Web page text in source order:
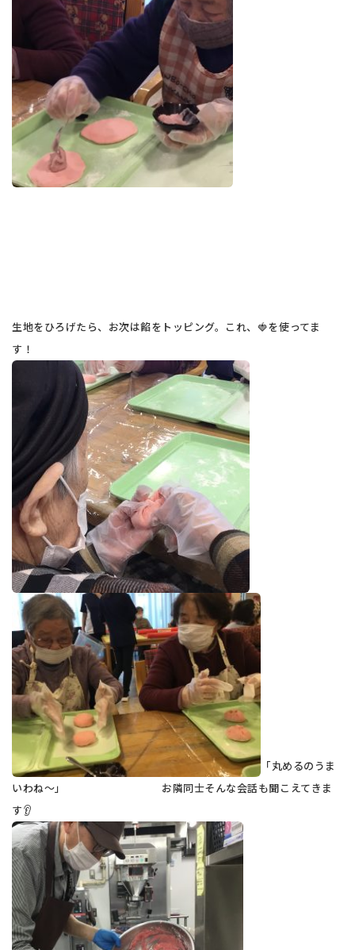
生地をひろげたら、お次は餡をトッピング。これ、🍓を使ってま
す！
「丸めるのうま
いわね～」 お隣同士そんな会話も聞こえてきま
す👂